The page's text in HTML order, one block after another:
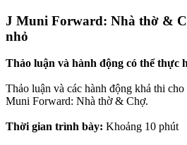
J Muni Forward: Nhà thờ &
nhỏ
Thảo luận và hành động có thể thực
Thảo luận và các hành động khả thi
Muni Forward: Nhà thờ & Chợ.
Thời gian trình bày: Khoảng 10 phút